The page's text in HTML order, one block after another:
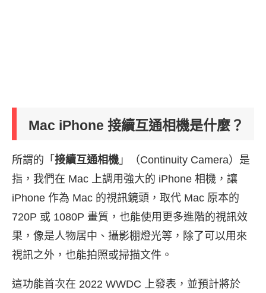
Mac iPhone 接續互通相機是什麼？
所謂的「 接續互通相機 」（Continuity Camera）是
指，我們在 Mac 上調用強大的 iPhone 相機，讓
iPhone 作為 Mac 的視訊鏡頭，取代 Mac 原本的
720P 或 1080P 畫質，也能使用更多進階的視訊效
果，像是人物居中、攝影棚燈光等，除了可以用來
視訊之外，也能拍照或掃描文件。
這功能首次在 2022 WWDC 上發表，並預計將於